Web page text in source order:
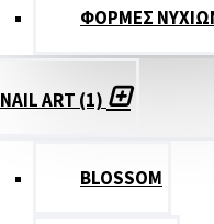
ΦΟΡΜΕΣ
NAIL ART (1)
BLOSSOM